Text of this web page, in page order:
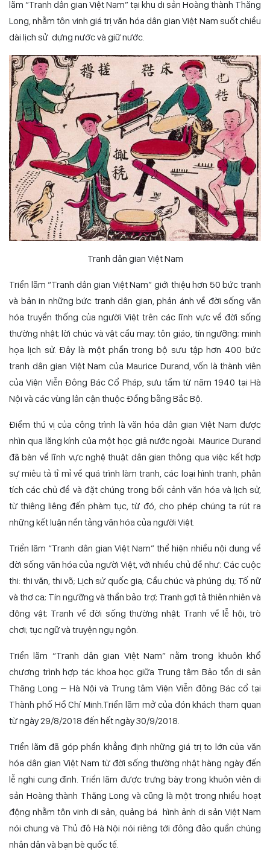
lãm “Tranh dân gian Việt Nam” tại khu di sản Hoàng thành Thăng
Long, nhằm tôn vinh giá trị văn hóa dân gian Việt Nam suốt chiều
dài lịch sử dựng nước và giữ nước.
Tranh dân gian Việt Nam
Triển lãm “Tranh dân gian Việt Nam” giới thiệu hơn 50 bức tranh
và bản in những bức tranh dân gian, phản ánh về đời sống văn
hóa truyền thống của người Việt trên các lĩnh vực vềđời sống
thường nhật; lời chúc và vật cầu may; tôn giáo, tín ngưỡng; minh
họa lịch sử. Đây là một phần trong bộ sưu tập hơn 400 bức
tranh dân gian Việt Nam của Maurice Durand, vốn là thành viên
của Viện Viễn Đông Bác Cổ Pháp, sưu tầm từ năm 1940 tại Hà
Nội và các vùng lân cận thuộc Đồng bằng Bắc Bộ.
Điểm thú vị của công trình là văn hóa dân gian Việt Nam được
nhìn qua lăng kính của một học giả nước ngoài. Maurice Durand
đã bàn về lĩnh vực nghệ thuật dân gian thông qua việc kết hợp
sự miêu tả tỉ mỉ về quá trình làm tranh, các loại hình tranh, phân
tích các chủ đề và đặt chúng trong bối cảnh văn hóa và lịch sử,
từ thiêng liêng đến phàm tục, từ đó, cho phép chúng ta rút ra
những kết luận nền tảng văn hóa của người Việt.
Triển lãm “Tranh dân gian Việt Nam” thể hiện nhiều nội dung về
đời sống văn hóa của người Việt, với nhiều chủ đề như: Các cuộc
thi: thi văn, thi võ; Lịch sử quốc gia; Cầu chúc và phúng dụ; Tố nữ
và thơ ca; Tín ngưỡng và thần bảo trợ; Tranh gợi tả thiên nhiên và
động vật; Tranh về đời sống thường nhật; Tranh về lễ hội, trò
chơi; tục ngữ và truyện ngụ ngôn.
Triển lãm “Tranh dân gian Việt Nam” nằm trong khuôn khổ
chương trình hợp tác khoa học giữa Trung tâm Bảo tồn di sản
Thăng Long – Hà Nội và Trung tâm Viện Viễn đông Bác cổ tại
Thành phố Hồ Chí Minh.Triển lãm mở của đón khách tham quan
từ ngày 29/8/2018 đến hết ngày 30/9/2018.
Triển lãm đã góp phần khẳng định những giá trị to lớn của văn
hóa dân gian Việt Nam từ đời sống thường nhật hàng ngày đến
lễ nghi cung đình. Triển lãm được trưng bày trong khuôn viên di
sản Hoàng thành Thăng Long và cũng là một trong nhiều hoạt
động nhằm tôn vinh di sản, quảng bá hình ảnh di sản Việt Nam
nói chung và Thủ đô Hà Nội nói riêng tới đông đảo quần chúng
nhân dân và bạn bè quốc tế.